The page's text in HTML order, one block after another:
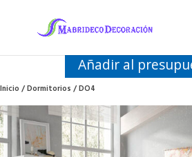
Añadir al
Inicio/Dormitorios/ DO4